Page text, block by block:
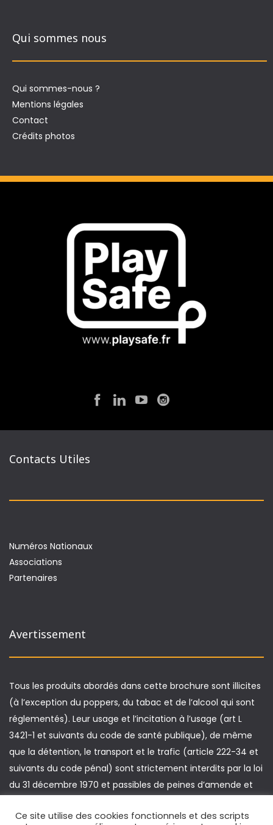
Qui sommes nous
Qui sommes-nous ?
Mentions légales
Contact
Crédits photos
Contacts Utiles
Numéros Nationaux
Associations
Partenaires
Avertissement
Tous les produits abordés dans cette brochure sont illicites
(à l’exception du poppers, du tabac et de l’alcool qui sont
réglementés). Leur usage et l’incitation à l’usage (art L
3421-1 et suivants du code de santé publique), de même
que la détention, le transport et le trafic (article 222-34 et
suivants du code pénal) sont strictement interdits par la loi
du 31 décembre 1970 et passibles de peines d’amende et
l’emprise de produits illicites est passible de sanctions
Ce site utilise des cookies fonctionnels et des scripts